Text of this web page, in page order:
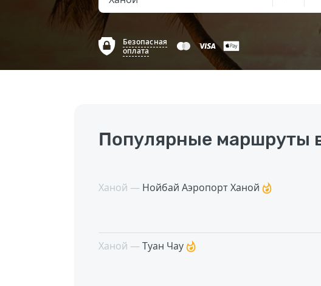
Безопасная
оплата
Популярные маршруты
Ханой — Нойбай Аэропорт Ханой
Ханой — Туан Чау